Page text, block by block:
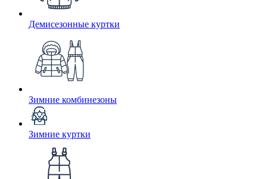
Демисезонные куртки
Зимние комбинезоны
Зимние куртки